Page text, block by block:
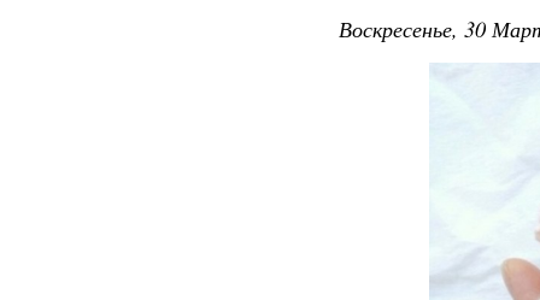
Воскресенье, 30